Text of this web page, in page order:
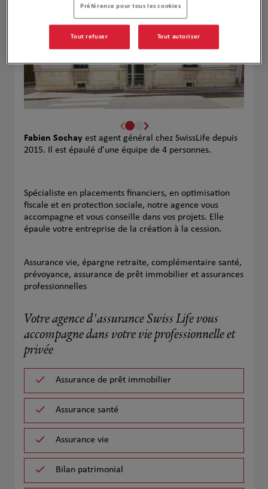
Fabien Sochay est agent général chez SwissLife depuis
2015. Il est épaulé d’une équipe de 4 personnes.
Spécialiste en placements financiers, en optimisation
fiscale et en protection sociale, notre agence vous
accompagne et vous conseille dans vos projets. Elle
épaule votre entreprise de la création à la cession.
Assurance vie, épargne retraite, complémentaire santé,
prévoyance, assurance de prêt immobilier et assurances
professionnelles
Votre agence d'assurance Swiss Life vous
accompagne dans votre vie professionnelle et
privée
Assurance de prêt immobilier
Assurance santé
Assurance vie
Bilan patrimonial
Préférence pour tous les cookies
Tout refuser Tout autoriser